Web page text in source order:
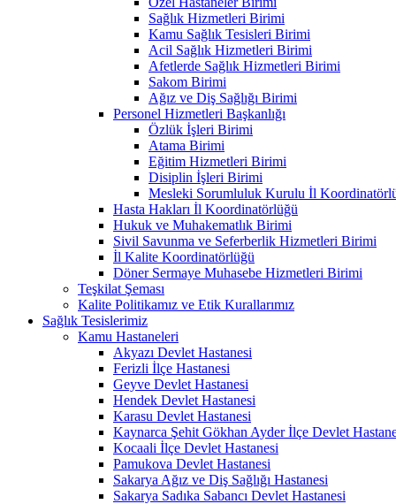
Sağlık Hizmetleri Birimi
Kamu Sağlık Tesisleri Birimi
Acil Sağlık Hizmetleri Birimi
Afetlerde Sağlık Hizmetleri Birimi
Sakom Birimi
Ağız ve Diş Sağlığı Birimi
Personel Hizmetleri Başkanlığı
Özlük İşleri Birimi
Atama Birimi
Eğitim Hizmetleri Birimi
Disiplin İşleri Birimi
Mesleki Sorumluluk Kurulu İl
Hasta Hakları İl Koordinatörlüğü
Hukuk ve Muhakematlık Birimi
Sivil Savunma ve Seferberlik Hizmetleri Birimi
İl Kalite Koordinatörlüğü
Döner Sermaye Muhasebe Hizmetleri Birimi
Teşkilat Şeması
Kalite Politikamız ve Etik Kurallarımız
Sağlık Tesislerimiz
Kamu Hastaneleri
Akyazı Devlet Hastanesi
Ferizli İlçe Hastanesi
Geyve Devlet Hastanesi
Hendek Devlet Hastanesi
Karasu Devlet Hastanesi
Kaynarca Şehit Gökhan Ayder İlçe Devlet
Kocaali İlçe Devlet Hastanesi
Pamukova Devlet Hastanesi
Sakarya Ağız ve Diş Sağlığı Hastanesi
Sakarya Sadıka Sabancı Devlet Hastanesi